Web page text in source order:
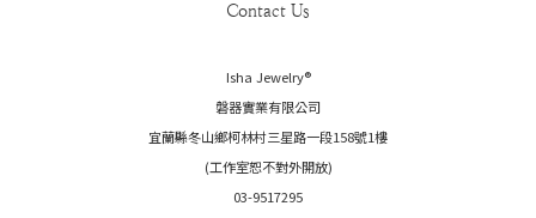
Contact Us
Isha Jewelry®️
磐器實業有限公司
宜蘭縣冬山鄉柯林村三星路一段158號1樓
(工作室恕不對外開放)
03-9517295